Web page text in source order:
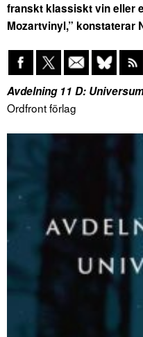
franskt klassiskt vin eller
Mozartvinyl,” konstaterar
Avdelning 11 D:
Ordfront förlag